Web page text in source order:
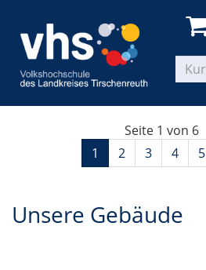
Seite 1 von 6
1
2 3 4 5
Unsere Gebäude